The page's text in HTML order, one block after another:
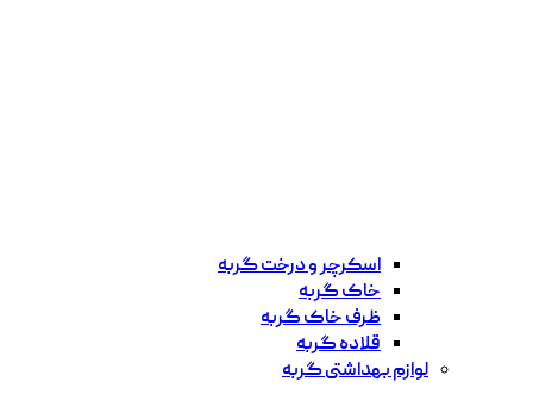
اسکرچر و درخت گربه
خاک گربه
ظرف خاک گربه
قلاده گربه
لوازم بهداشتی گربه